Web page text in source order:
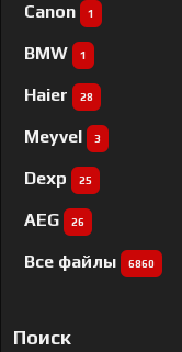
Canon 1
BMW 1
Haier 28
Meyvel 3
Dexp 25
AEG 26
Все файлы 6860
Поиск